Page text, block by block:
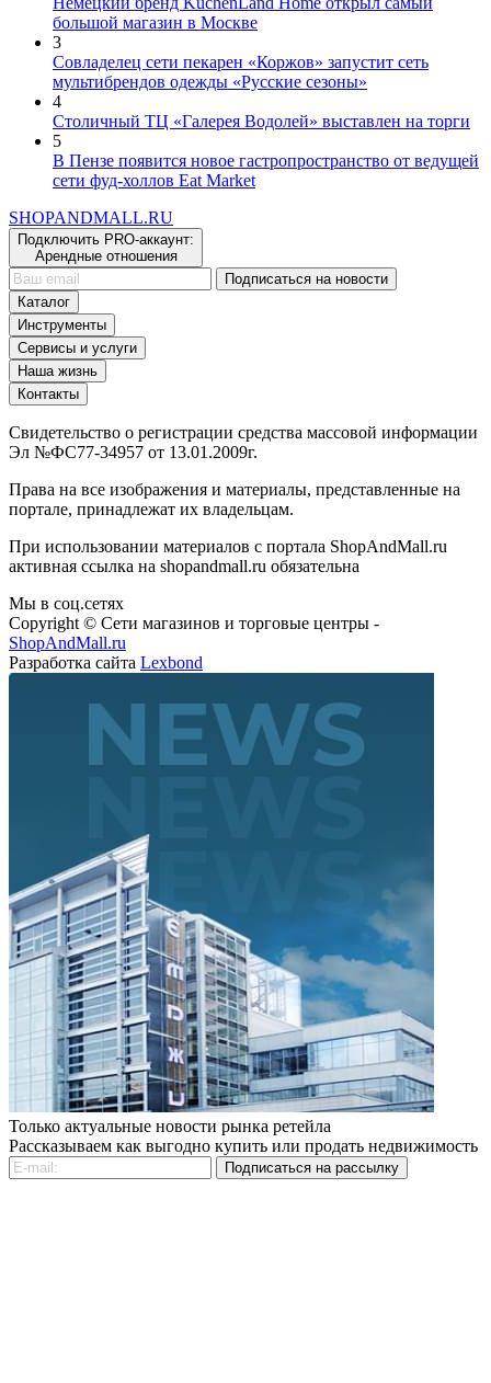
большой магазин в Москве
3
Совладелец сети пекарен «Коржов» запустит сеть
мультибрендов одежды «Русские сезоны»
4
Столичный ТЦ «Галерея Водолей» выставлен на торги
5
В Пензе появится новое гастропространство от ведущей
сети фуд-холлов Eat Market
SHOPANDMALL.RU
Подключить PRO-аккаунт:
Арендные отношения
Подписаться на новости
Каталог
Инструменты
Сервисы и услуги
Наша жизнь
Контакты
Свидетельство о регистрации средства массовой информации
Эл №ФС77-34957 от 13.01.2009г.
Права на все изображения и материалы, представленные на
портале, принадлежат их владельцам.
При использовании материалов с портала ShopAndMall.ru
активная ссылка на shopandmall.ru обязательна
Мы в соц.сетях
Copyright © Сети магазинов и торговые центры -
ShopAndMall.ru
Разработка сайта Lexbond
Только актуальные новости рынка ретейла
Рассказываем как выгодно купить или продать недвижимость